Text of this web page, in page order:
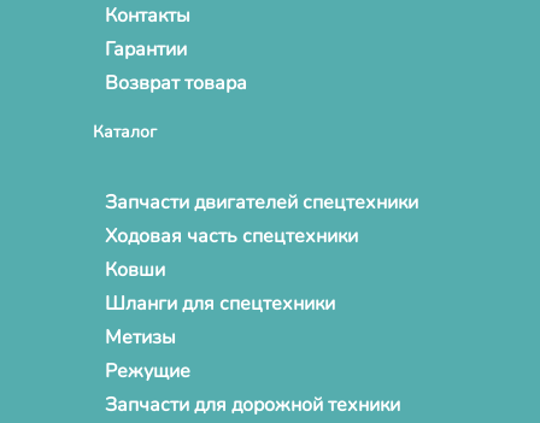
Контакты
Гарантии
Возврат товара
Каталог
Запчасти двигателей спецтехники
Ходовая часть спецтехники
Ковши
Шланги для спецтехники
Метизы
Режущие
Запчасти для дорожной техники